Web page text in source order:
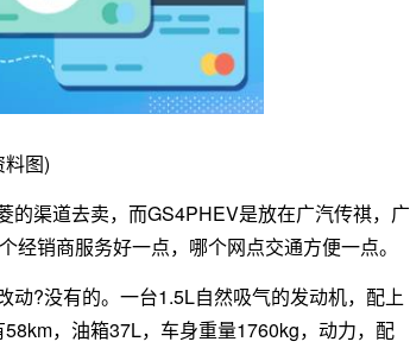
料图)
渠道去卖，而GS4PHEV是放在广汽传祺，广
销商服务好一点，哪个网点交通方便一点。
?没有的。一台1.5L自然吸气的发动机，配上
，油箱37L，车身重量1760kg，动力，配